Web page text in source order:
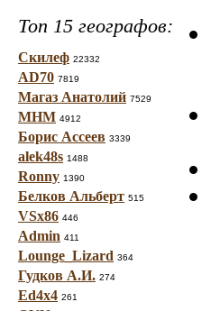
Топ 15 географов:
Скилеф 22332
AD70 7819
Магаз Анатолий 7529
МНМ 4912
Борис Ассеев 3339
alek48s 1488
Ronny 1390
Белков Альберт 515
VSx86 446
Admin 411
Lounge_Lizard 364
Гудков А.И. 274
Ed4x4 261